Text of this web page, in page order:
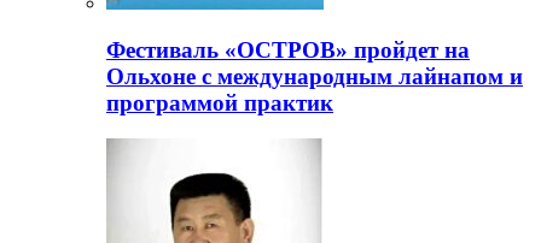
Фестиваль «ОСТРОВ» пройдет на
Ольхоне с международным лайнапом и
программой практик